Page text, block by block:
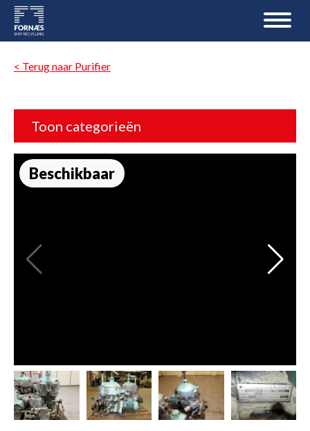
< Terug naar Purifier
Toon categorieën
Beschikbaar